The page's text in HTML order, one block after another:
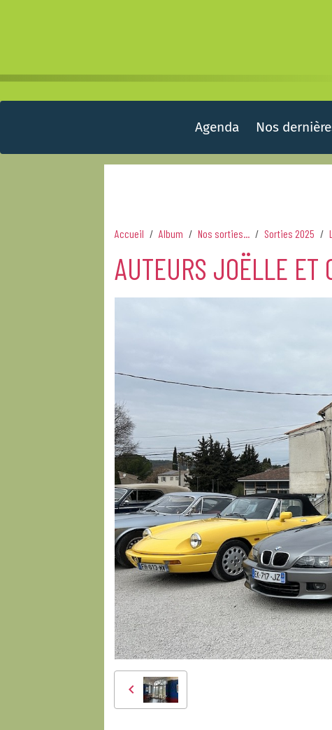
Agenda Nos
Accueil Album Nos sorties... Sorties 2025
AUTEURS JOËLLE ET